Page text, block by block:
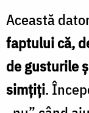
Această
faptului că,
de gusturile
simțiți.